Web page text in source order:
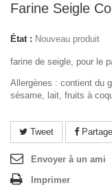
Farine Seigle
État : Nouveau produit
farine de seigle, pour le
Allergènes : contient du
sésame, lait, fruits à
Tweet
Envoyer à un ami
Imprimer